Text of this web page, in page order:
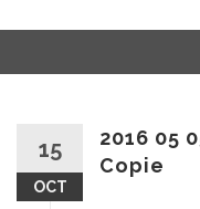
15
OCT
2016 05
Copie